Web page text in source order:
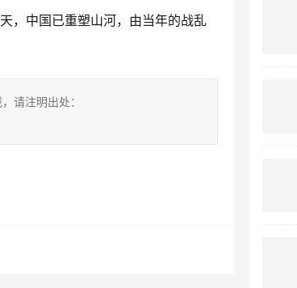
，中国已重塑山河，由当年的战乱
请注明出处：